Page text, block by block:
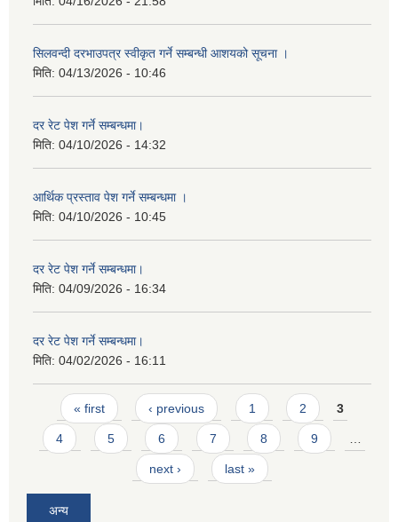
सिलवन्दी दरभाउपत्र स्वीकृत गर्ने सम्बन्धी आशयको सूचना ।
मिति: 04/13/2026 - 10:46
दर रेट पेश गर्ने सम्बन्धमा।
मिति: 04/10/2026 - 14:32
आर्थिक प्रस्ताव पेश गर्ने सम्बन्धमा ।
मिति: 04/10/2026 - 10:45
दर रेट पेश गर्ने सम्बन्धमा।
मिति: 04/09/2026 - 16:34
दर रेट पेश गर्ने सम्बन्धमा।
मिति: 04/02/2026 - 16:11
Pages
« first ‹ previous 1 2 3
4 5 6 7 8 9 …
next › last »
अन्य